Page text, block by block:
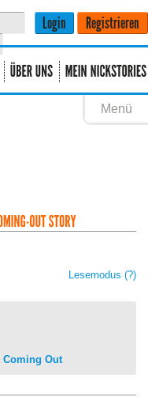
Menü
Lesemodus (?)
Coming Out